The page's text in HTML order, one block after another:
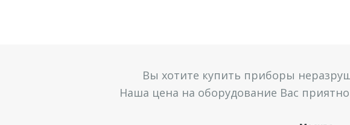
Вы хотите купить приборы
Наша цена на оборудование Вас